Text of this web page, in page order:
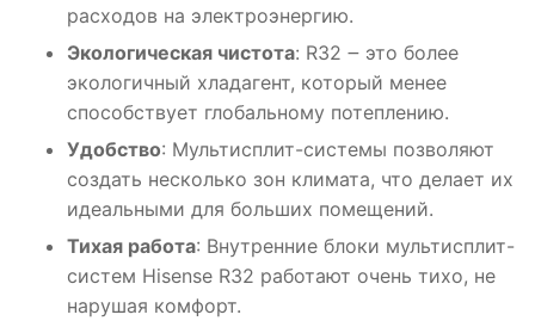
расходов на электроэнергию.
Экологическая чистота: R32 ౼ это более
экологичный хладагент, который менее
способствует глобальному потеплению.
Удобство: Мультисплит-системы позволяют
создать несколько зон климата, что делает их
идеальными для больших помещений.
Тихая работа: Внутренние блоки мультисплит-
систем Hisense R32 работают очень тихо, не
нарушая комфорт.